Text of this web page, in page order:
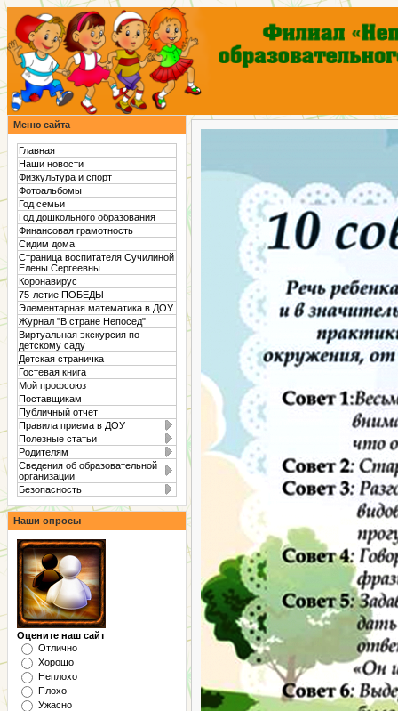
Меню сайта
Главная
Наши новости
Физкультура и спорт
Фотоальбомы
Год семьи
Год дошкольного образования
Финансовая грамотность
Сидим дома
Страница воспитателя Сучилиной
Елены Сергеевны
Коронавирус
75-летие ПОБЕДЫ
Элементарная математика в ДОУ
Журнал "В стране Непосед"
Виртуальная экскурсия по
детскому саду
Детская страничка
Гостевая книга
Мой профсоюз
Поставщикам
Публичный отчет
Правила приема в ДОУ
Полезные статьи
Родителям
Сведения об образовательной
организации
Безопасность
Наши опросы
Оцените наш сайт
Отлично
Хорошо
Неплохо
Плохо
Ужасно